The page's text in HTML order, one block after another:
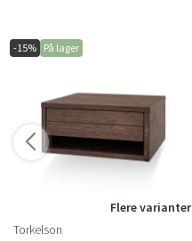
-15% På lager
Flere varianter
Torkelson